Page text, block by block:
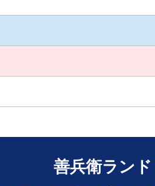
善兵衛ランド